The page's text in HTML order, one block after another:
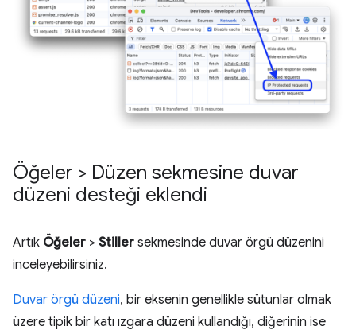
Öğeler > Düzen sekmesine duvar
düzeni desteği eklendi
Artık Öğeler > Stiller sekmesinde duvar örgü düzenini
inceleyebilirsiniz.
Duvar örgü düzeni, bir eksenin genellikle sütunlar olmak
üzere tipik bir katı ızgara düzeni kullandığı, diğerinin ise